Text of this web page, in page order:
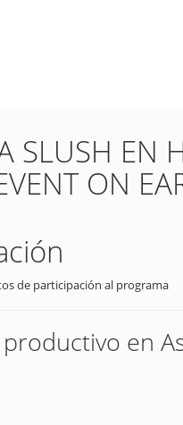
SLUSH EN
ON
de participación al programa
en